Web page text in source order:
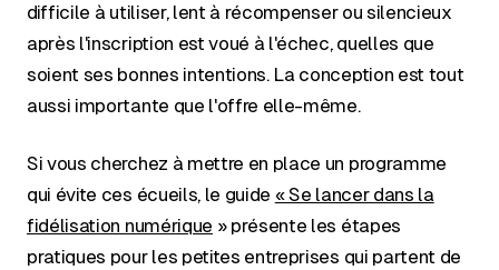
difficile à utiliser, lent à récompenser ou silencieux
après l'inscription est voué à l'échec, quelles que
soient ses bonnes intentions. La conception est tout
aussi importante que l'offre elle-même.
Si vous cherchez à mettre en place un programme
qui évite ces écueils, le guide « Se lancer dans la
fidélisation numérique » présente les étapes
pratiques pour les petites entreprises qui partent de